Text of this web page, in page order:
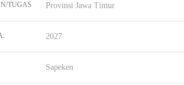
TUGAS Provinsi Jawa Timur
2027
Sapeken